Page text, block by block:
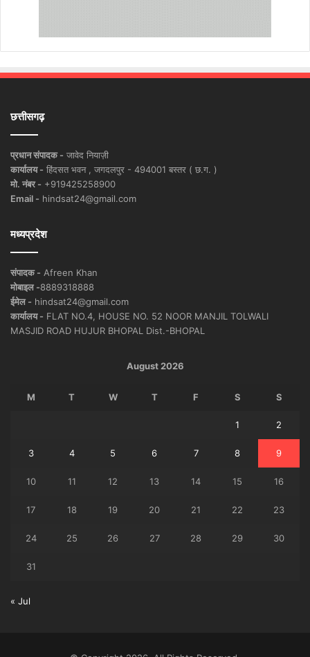
छत्तीसगढ़
प्रधान संपादक - जावेद नियाज़ी
कार्यालय - हिंदसत भवन , जगदलपुर - 494001 बस्तर ( छ.ग. )
मो. नंबर - +919425258900
Email - hindsat24@gmail.com
मध्यप्रदेश
संपादक - Afreen Khan
मोबाइल -8889318888
ईमेल - hindsat24@gmail.com
कार्यालय - FLAT NO.4, HOUSE NO. 52 NOOR MANJIL TOLWALI
MASJID ROAD HUJUR BHOPAL Dist.-BHOPAL
August 2026
M T W T F S S
1 2
3 4 5 6 7 8 9
10 11 12 13 14 15 16
17 18 19 20 21 22 23
24 25 26 27 28 29 30
31
« Jul